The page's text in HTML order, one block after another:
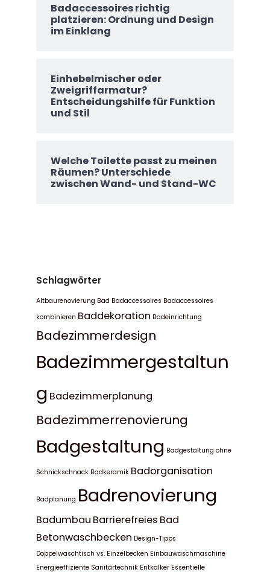
Badaccessoires richtig
platzieren: Ordnung und Design
im Einklang
Einhebelmischer oder
Zweigriffarmatur?
Entscheidungshilfe für Funktion
und Stil
Welche Toilette passt zu meinen
Räumen? Unterschiede
zwischen Wand- und Stand-WC
Schlagwörter
Altbaurenovierung Bad Badaccessoires Badaccessoires
kombinieren Baddekoration Badeinrichtung
Badezimmerdesign
Badezimmergestaltun
g Badezimmerplanung
Badezimmerrenovierung
Badgestaltung Badgestaltung ohne
Schnickschnack Badkeramik Badorganisation
Badplanung Badrenovierung
Badumbau Barrierefreies Bad
Betonwaschbecken Design-Tipps
Doppelwaschtisch vs. Einzelbecken Einbauwaschmaschine
Energieeffiziente Sanitärtechnik Entkalker Essentielle